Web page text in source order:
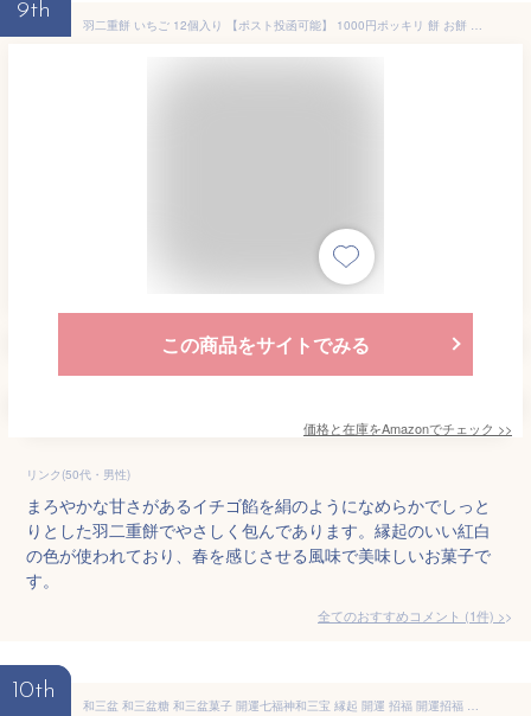
9th
羽二重餅 いちご 12個入り 【ポスト投函可能】 1000円ポッキリ 餅 お餅 和菓子 スイーツ お菓子 福井 銘菓 北陸 ギフト 贈り物 お土産 お供え 内祝い お返し 母の日 父の日 バレンタインデー お中元 敬老の日 お歳暮 お年賀
この商品をサイトでみる
価格と在庫をAmazonでチェック >>
リンク(50代・男性)
まろやかな甘さがあるイチゴ餡を絹のようになめらかでしっと
りとした羽二重餅でやさしく包んであります。縁起のいい紅白
の色が使われており、春を感じさせる風味で美味しいお菓子で
す。
全てのおすすめコメント (1件) >
10th
和三盆 和三盆糖 和三盆菓子 開運七福神和三宝 縁起 開運 招福 開運招福 干菓子 和三盆糖 和菓子 お茶請け お菓子 さぬき和三宝 さぬき和三盆糖 かわいい 香川 さぬき お年賀 大人 お祝い お礼 お返し 手土産 プチギフト ギフト 2024